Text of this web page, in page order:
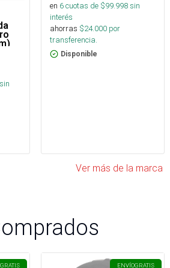
sin
en 6cuotas de $99.998sin
interés
ahorras $24.000 por
transferencia.
Disponible
Ver más de la marca
GRATIS ENVÍOGRATIS